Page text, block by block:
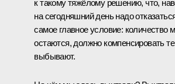
к такому тяжёлому решению, что,
на сегодняшний день надо
самое главное условие: количество
остаются, должно компенсировать
выбывают.